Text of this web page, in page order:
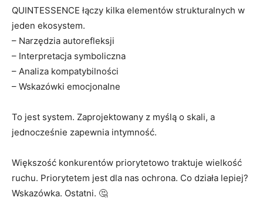
QUINTESSENCE łączy kilka elementów strukturalnych w
jeden ekosystem.
– Narzędzia autorefleksji
– Interpretacja symboliczna
– Analiza kompatybilności
– Wskazówki emocjonalne
To jest system. Zaprojektowany z myślą o skali, a
jednocześnie zapewnia intymność.
Większość konkurentów priorytetowo traktuje wielkość
ruchu. Priorytetem jest dla nas ochrona. Co działa lepiej?
Wskazówka. Ostatni. 🤔